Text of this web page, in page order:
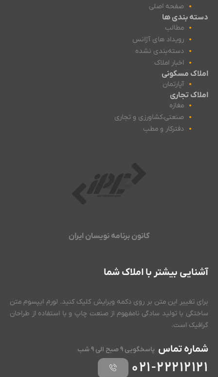
صفحه اصلی
دسته بندی ها
مطالب
رویداد های آژانس
دسته‌بندی نشده
اخبار املاک
املاک مسکونی
آپارتمان
املاک تجاری
مغازه
صنعتی،کشاورزی و تجاری
دفترکار و مطب
کانون برنامه نویسان ایران
آشنایی بیشتر با املاک شما
برای تغییر این متن بر روی دکمه ویرایش کلیک کنید. لورم ایپسوم متن
ساختگی با تولید سادگی نامفهوم از صنعت چاپ و با استفاده از طراحان
گرافیک است.
شماره تماس پاسخگویی ۹ صبح الی ۹ شب
۰۲۱-۲۲۲۱۲۱۲۱